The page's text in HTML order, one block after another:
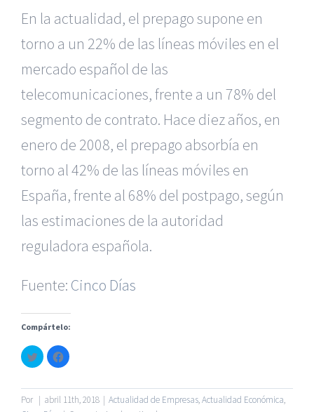
En la actualidad, el prepago supone en
torno a un 22% de las líneas móviles en el
mercado español de las
telecomunicaciones, frente a un 78% del
segmento de contrato. Hace diez años, en
enero de 2008, el prepago absorbía en
torno al 42% de las líneas móviles en
España, frente al 68% del postpago, según
las estimaciones de la autoridad
reguladora española.
Fuente: Cinco Días
Compártelo:
Haz
clic
para
en
Twitter
(Se
Haz
clic
en
Facebook
(Se
Por | abril 11th, 2018 | Actualidad de Empresas,Actualidad Económica,
|Reclamación de Accidentes en Alicante|Reclamación
de Accidentes en Madrid|BGD Abogados Madrid
|Formación para Abogados
|Hacer Contrato De
© Copyright 2010 -
del sitio